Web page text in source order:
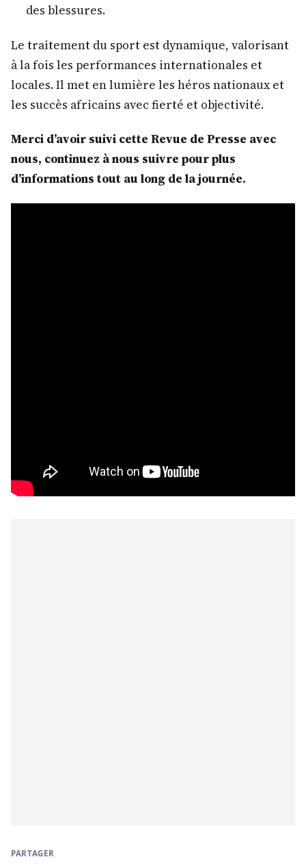
des blessures.
Le traitement du sport est dynamique, valorisant
à la fois les performances internationales et
locales. Il met en lumière les héros nationaux et
les succès africains avec fierté et objectivité.
Merci d’avoir suivi cette Revue de Presse avec
nous, continuez à nous suivre pour plus
d’informations tout au long de la journée.
PARTAGER